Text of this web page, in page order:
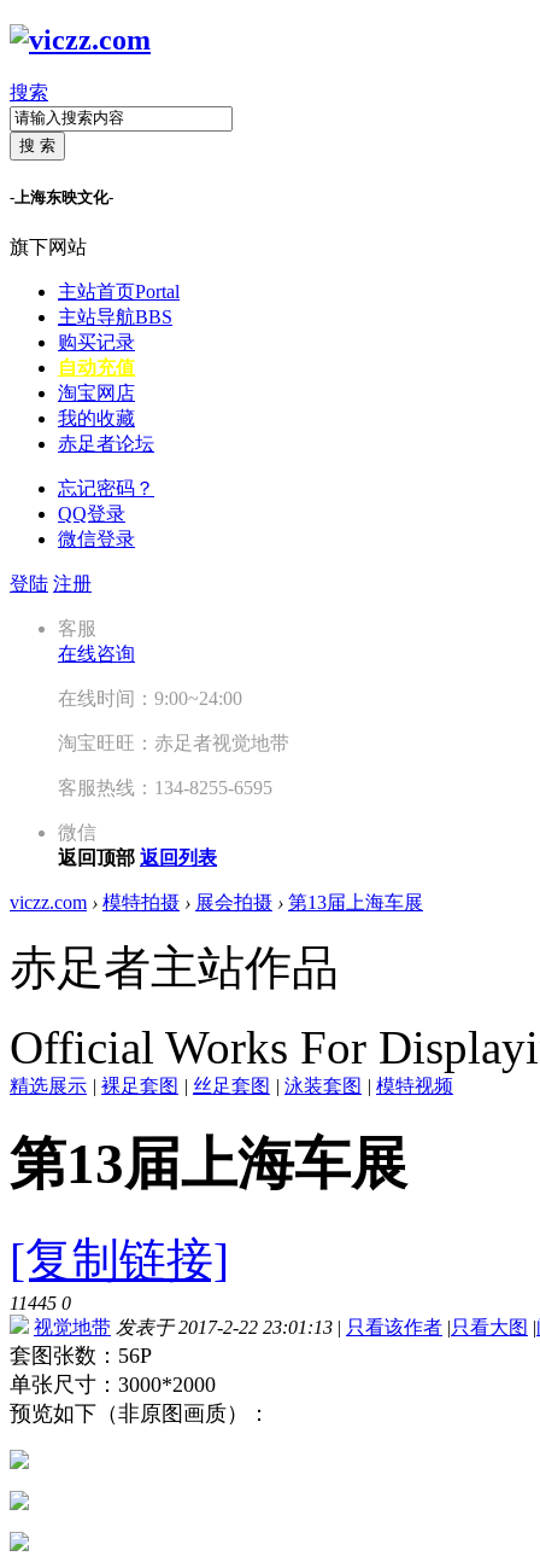
搜索
搜 索
-上海东映文化-
旗下网站
主站首页Portal
主站导航BBS
购买记录
自动充值
淘宝网店
我的收藏
赤足者论坛
忘记密码？
QQ登录
微信登录
登陆 注册
客服
在线咨询
在线时间：9:00~24:00
淘宝旺旺：赤足者视觉地带
客服热线：134-8255-6595
微信
返回顶部 返回列表
viczz.com › 模特拍摄 › 展会拍摄 › 第13届上海车展
赤足者主站作品
Official Works For
精选展示 | 裸足套图 | 丝足套图 | 泳装套图 | 模特视频
第13届上海车展
[复制链接]
11445 0
视觉地带 发表于 2017-2-22 23:01:13 | 只看该作者 |只看大图 |
套图张数：56P
单张尺寸：3000*2000
预览如下（非原图画质）：